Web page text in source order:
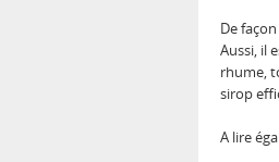
De
Aussi, il
rhume,
sirop
A lire